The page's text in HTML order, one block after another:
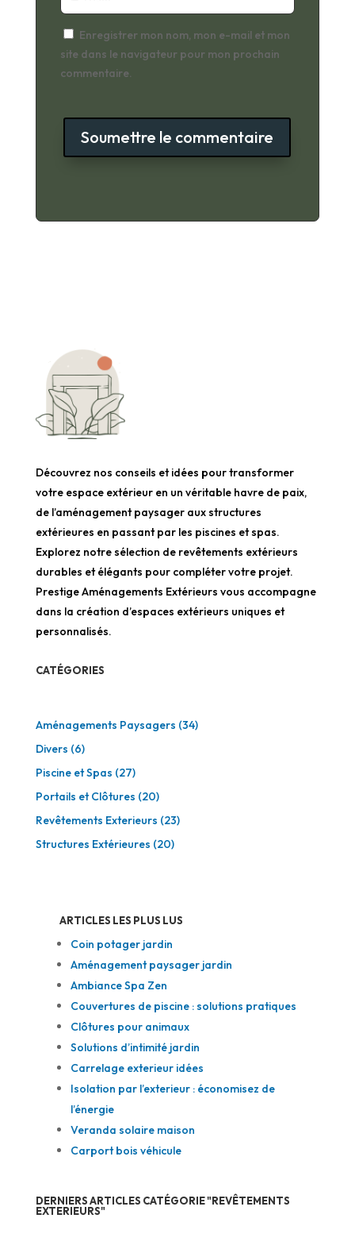
Enregistrer mon nom, mon e-mail et mon
site dans le navigateur pour mon prochain
commentaire.
Soumettre le commentaire
Découvrez nos conseils et idées pour transformer
votre espace extérieur en un véritable havre de paix,
de l’aménagement paysager aux structures
extérieures en passant par les piscines et spas.
Explorez notre sélection de revêtements extérieurs
durables et élégants pour compléter votre projet.
Prestige Aménagements Extérieurs vous accompagne
dans la création d’espaces extérieurs uniques et
personnalisés.
CATÉGORIES
Aménagements Paysagers (34)
Divers (6)
Piscine et Spas (27)
Portails et Clôtures (20)
Revêtements Exterieurs (23)
Structures Extérieures (20)
ARTICLES LES PLUS LUS
Coin potager jardin
Aménagement paysager jardin
Ambiance Spa Zen
Couvertures de piscine : solutions pratiques
Clôtures pour animaux
Solutions d’intimité jardin
Carrelage exterieur idées
Isolation par l’exterieur : économisez de
l’énergie
Veranda solaire maison
Carport bois véhicule
DERNIERS ARTICLES CATÉGORIE "REVÊTEMENTS
EXTERIEURS"